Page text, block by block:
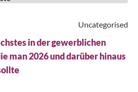
Uncategorised
in der gewerblichen
man 2026 und darüber hinaus